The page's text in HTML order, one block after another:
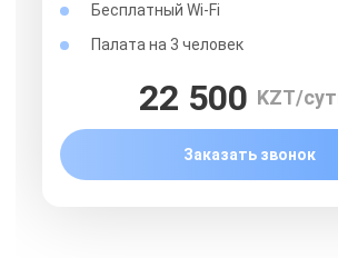
Бесплатный Wi-Fi
Палата на 3 человек
22 500 KZT/
Заказать звонок